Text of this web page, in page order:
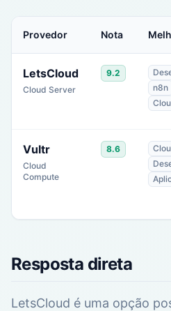
Provedor Nota
LetsCloud
Cloud Server
9.2
n8n
Vultr
Cloud
Compute
8.6
Resposta direta
LetsCloud é uma opção